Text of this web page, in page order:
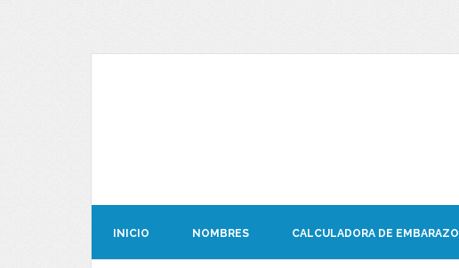
INICIO NOMBRES CALCULADORA DE EMBARAZO